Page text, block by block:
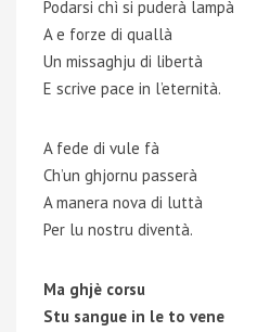
Podarsi chì si puderà lampà
A e forze di quallà
Un missaghju di libertà
E scrive pace in l’eternità.
A fede di vule fà
Ch’un ghjornu passerà
A manera nova di luttà
Per lu nostru diventà.
Ma ghjè corsu
Stu sangue in le to vene